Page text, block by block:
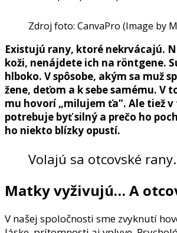
Zdroj foto: CanvaPro (Image by
Existujú rany, ktoré nekrvácajú.
koži, nenájdete ich na röntgene.
hlboko. V spôsobe, akým sa muž
žene, deťom a k sebe samému. V
mu hovorí „milujem ťa”. Ale tiež
potrebuje byť silný a prečo ho
ho niekto blízky opustí.
Volajú sa otcovské rany.
Matky vyživujú… A
V našej spoločnosti sme zvyknutí